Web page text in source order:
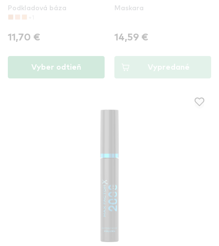
Nouveau Beige
Podkladová báza
11,70 €
Vyber odtieň
Maskara
14,59 €
Vypredané